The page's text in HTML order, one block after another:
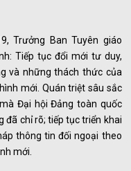
Trưởng Ban Tuyên giáo
Tiếp tục đổi mới tư duy,
và những thách thức của
mới. Quán triệt sâu sắc
Đại hội Đảng toàn quốc
đã chỉ rõ; tiếp tục triển khai
thông tin đối ngoại theo
mới.